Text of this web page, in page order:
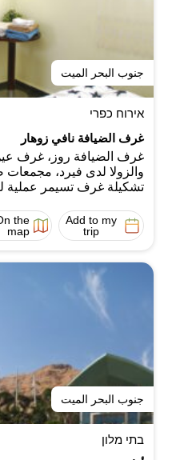
جنوب البحر الميت
אירוח כפרי
غرف الضيافة نافي زوهار
غرف الضيافة روز، غرف
والزولا لدى فيرد،
تشكيلة غرف تسيمر عملية
Add to my
trip
the
map
جنوب البحر الميت
בתי מלון